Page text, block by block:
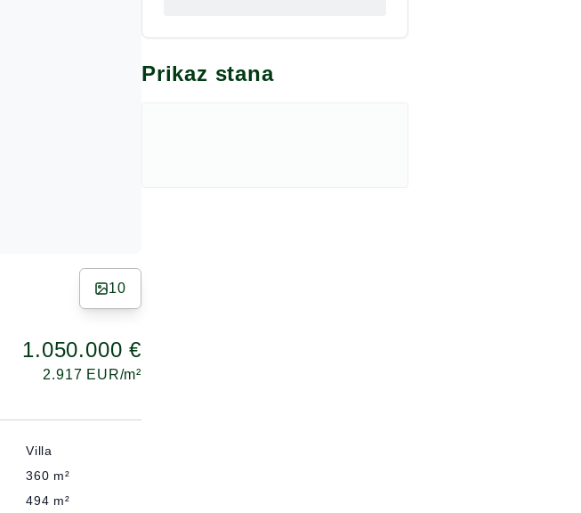
10
1.050.000 €
2.917 EUR/m²
Villa
360 m²
494 m²
Prikaz stana